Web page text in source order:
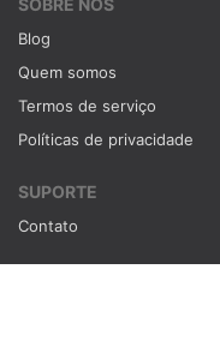
Blog
Quem somos
Termos de serviço
Políticas de privacidade
SUPORTE
Contato